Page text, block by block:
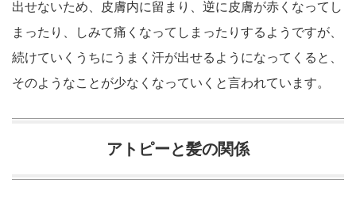
出せないため、皮膚内に留まり、逆に皮膚が赤くなってし
まったり、しみて痛くなってしまったりするようですが、
続けていくうちにうまく汗が出せるようになってくると、
そのようなことが少なくなっていくと言われています。
アトピーと髪の関係